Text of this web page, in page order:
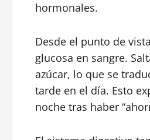
hormonales.
Desde el punto de
glucosa en sangre.
azúcar, lo que se
tarde en el día. Esto
noche tras haber